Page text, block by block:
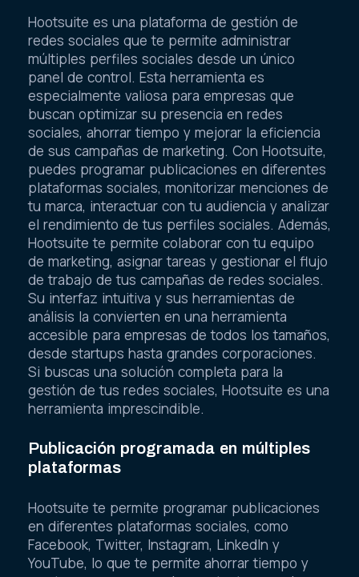
Hootsuite es una plataforma de gestión de
redes sociales que te permite administrar
múltiples perfiles sociales desde un único
panel de control. Esta herramienta es
especialmente valiosa para empresas que
buscan optimizar su presencia en redes
sociales, ahorrar tiempo y mejorar la eficiencia
de sus campañas de marketing. Con Hootsuite,
puedes programar publicaciones en diferentes
plataformas sociales, monitorizar menciones de
tu marca, interactuar con tu audiencia y analizar
el rendimiento de tus perfiles sociales. Además,
Hootsuite te permite colaborar con tu equipo
de marketing, asignar tareas y gestionar el flujo
de trabajo de tus campañas de redes sociales.
Su interfaz intuitiva y sus herramientas de
análisis la convierten en una herramienta
accesible para empresas de todos los tamaños,
desde startups hasta grandes corporaciones.
Si buscas una solución completa para la
gestión de tus redes sociales, Hootsuite es una
herramienta imprescindible.
Publicación programada en múltiples
plataformas
Hootsuite te permite programar publicaciones
en diferentes plataformas sociales, como
Facebook, Twitter, Instagram, LinkedIn y
YouTube, lo que te permite ahorrar tiempo y